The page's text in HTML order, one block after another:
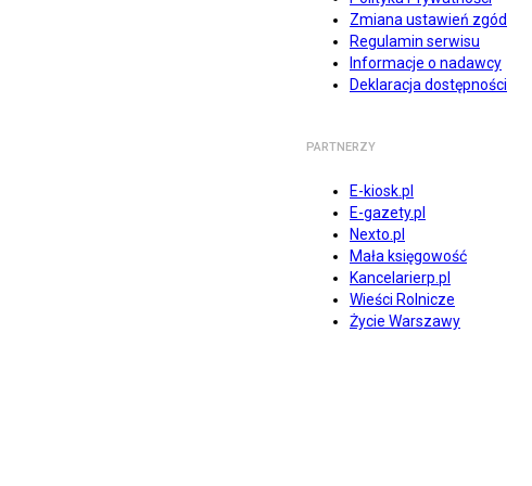
Zmiana ustawień zgód
Regulamin serwisu
Informacje o nadawcy
Deklaracja dostępności
PARTNERZY
E-kiosk.pl
E-gazety.pl
Nexto.pl
Mała księgowość
Kancelarierp.pl
Wieści Rolnicze
Życie Warszawy